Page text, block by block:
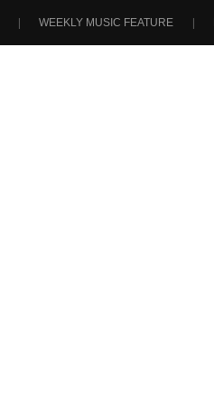
WEEKLY MUSIC FEATURE